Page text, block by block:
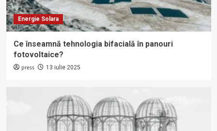
Energie Solara
Ce înseamnă tehnologia bifacială în panouri
fotovoltaice?
press 13 iulie 2025